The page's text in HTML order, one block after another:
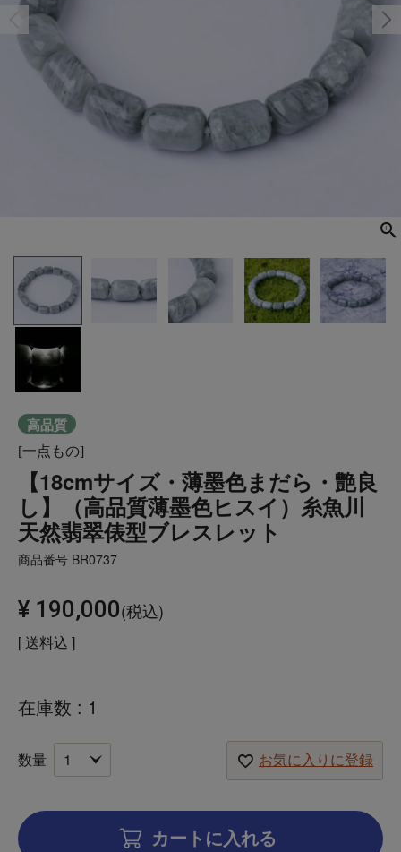
高品質
[一点もの]
【18cmサイズ・薄墨色まだら・艶良
し】（高品質薄墨色ヒスイ）糸魚川
天然翡翠俵型ブレスレット
商品番号 BR0737
¥ 190,000 税込
送料込
在庫数 1
お気に入りに登録
カートに入れる